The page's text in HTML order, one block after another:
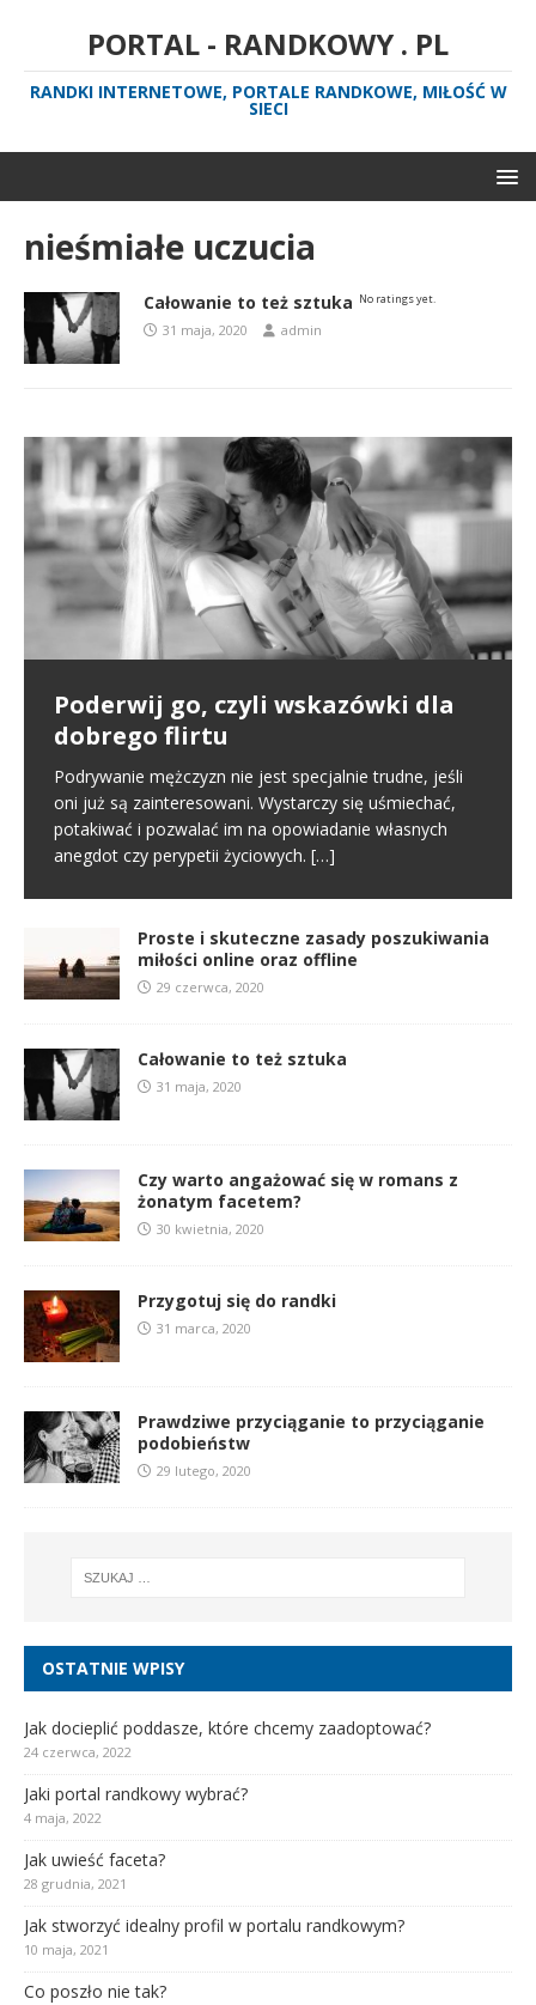
PORTAL - RANDKOWY . PL
RANDKI INTERNETOWE, PORTALE RANDKOWE, MIŁOŚĆ W
SIECI
nieśmiałe uczucia
Całowanie to też sztuka No ratings yet.
31 maja, 2020 admin
Poderwij go, czyli wskazówki dla
dobrego flirtu
Podrywanie mężczyzn nie jest specjalnie trudne, jeśli
oni już są zainteresowani. Wystarczy się uśmiechać,
potakiwać i pozwalać im na opowiadanie własnych
anegdot czy perypetii życiowych. […]
Pierwsze spotkanie
Poznajemy się na portalu randkowym i naszym
pierwszym kontaktem jest randka online. To normalny
schemat we współczesnym świecie. Na tym etapie
tworzy się pierwsze pierwsze[…]
Proste i skuteczne zasady
poszukiwania miłości online oraz
offline
W miłości nic nie jest proste i między innymi dlatego
jest ona tak wspaniała. Nie oznacza to jednak, że
samo zabieranie się za miłość musi
Proste i skuteczne zasady poszukiwania
miłości online oraz offline
29 czerwca, 2020
Całowanie to też sztuka
31 maja, 2020
Czy warto angażować się w romans z
żonatym facetem?
30 kwietnia, 2020
Przygotuj się do randki
31 marca, 2020
Prawdziwe przyciąganie to przyciąganie
podobieństw
29 lutego, 2020
OSTATNIE WPISY
Jak docieplić poddasze, które chcemy zaadoptować?
24 czerwca, 2022
Jaki portal randkowy wybrać?
4 maja, 2022
Jak uwieść faceta?
28 grudnia, 2021
Jak stworzyć idealny profil w portalu randkowym?
10 maja, 2021
Co poszło nie tak?